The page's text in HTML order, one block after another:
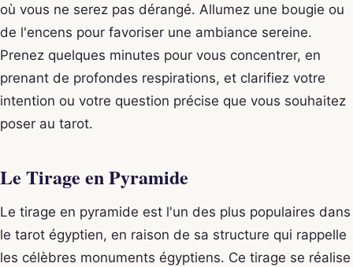
où vous ne serez pas dérangé. Allumez une bougie ou
de l'encens pour favoriser une ambiance sereine.
Prenez quelques minutes pour vous concentrer, en
prenant de profondes respirations, et clarifiez votre
intention ou votre question précise que vous souhaitez
poser au tarot.
Le Tirage en Pyramide
Le tirage en pyramide est l'un des plus populaires dans
le tarot égyptien, en raison de sa structure qui rappelle
les célèbres monuments égyptiens. Ce tirage se réalise